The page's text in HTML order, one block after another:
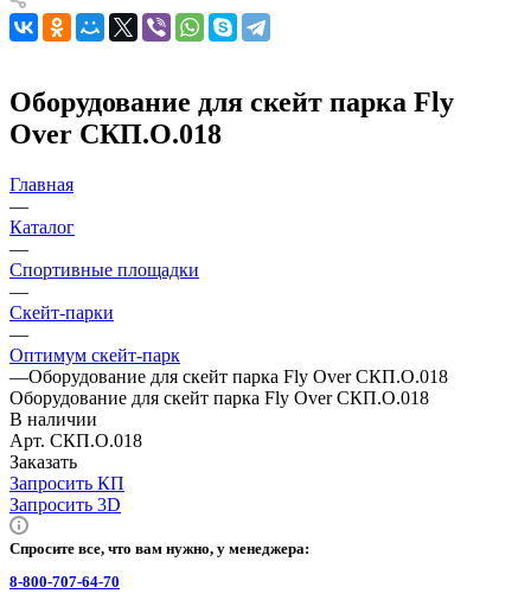
Оборудование для скейт парка Fly
Over СКП.О.018
Главная
—
Каталог
—
Спортивные площадки
—
Скейт-парки
—
Оптимум скейт-парк
—Оборудование для скейт парка Fly Over СКП.О.018
Оборудование для скейт парка Fly Over СКП.О.018
В наличии
Арт. СКП.О.018
Заказать
Запросить КП
Запросить 3D
Спросите все, что вам нужно, у менеджера:
8-800-707-64-70